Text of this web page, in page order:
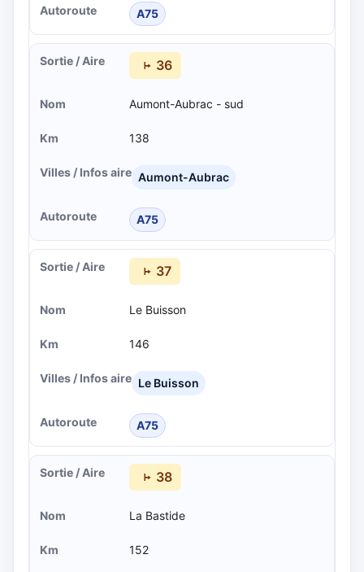
A75
36
Aumont-Aubrac - sud
138
Aumont-Aubrac
A75
37
Le Buisson
146
Le Buisson
A75
38
La Bastide
152